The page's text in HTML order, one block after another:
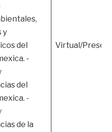
y
del
-
del
-
de la
Virtual/